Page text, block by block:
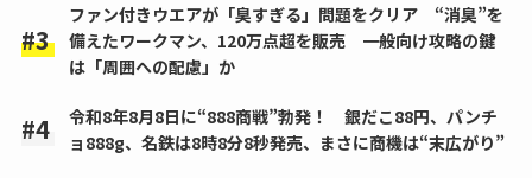
ファン付きウエアが「臭すぎる」問題をクリア “消臭”を
備えたワークマン、120万点超を販売 一般向け攻略の鍵
は「周囲への配慮」か
令和8年8月8日に“888商戦”勃発！ 銀だこ88円、パンチ
ョ888g、名鉄は8時8分8秒発売、まさに商機は“末広がり”